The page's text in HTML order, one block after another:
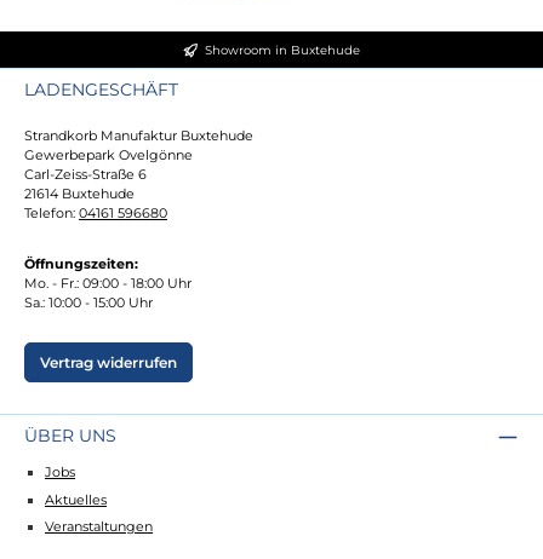
Showroom in Buxtehude
LADENGESCHÄFT
Strandkorb Manufaktur Buxtehude
Gewerbepark Ovelgönne
Carl-Zeiss-Straße 6
21614 Buxtehude
Telefon: 04161 596680
Öffnungszeiten:
Mo. - Fr.: 09:00 - 18:00 Uhr
Sa.: 10:00 - 15:00 Uhr
Vertrag widerrufen
ÜBER UNS
Jobs
Aktuelles
Veranstaltungen